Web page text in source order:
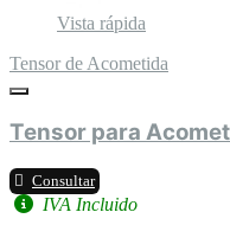
Vista rápida
Tensor de Acometida
Tensor para
Consultar
IVA Incluido